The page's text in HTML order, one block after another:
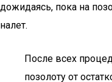
дожидаясь, пока на
налет.
После всех
позолоту от